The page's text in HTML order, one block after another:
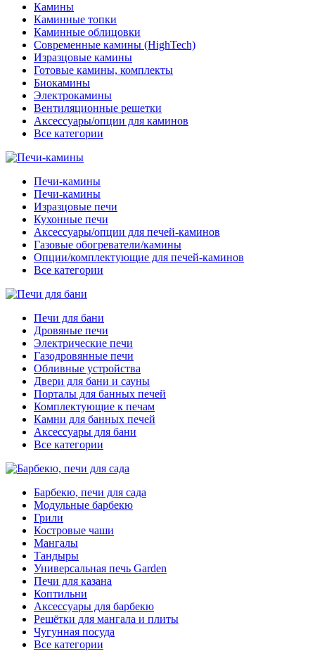
Камины
Каминные топки
Каминные облицовки
Современные камины (HighTech)
Изразцовые камины
Готовые камины, комплекты
Биокамины
Электрокамины
Вентиляционные решетки
Аксессуары/опции для каминов
Все категории
Печи-камины
Печи-камины
Изразцовые печи
Кухонные печи
Аксессуары/опции для печей-каминов
Газовые обогреватели/камины
Опции/комплектующие для печей-каминов
Все категории
Печи для бани
Дровяные печи
Электрические печи
Газодровянные печи
Обливные устройства
Двери для бани и сауны
Порталы для банных печей
Комплектующие к печам
Камни для банных печей
Аксессуары для бани
Все категории
Барбекю, печи для сада
Модульные барбекю
Грили
Костровые чаши
Мангалы
Тандыры
Универсальная печь Garden
Печи для казана
Коптильни
Аксессуары для барбекю
Решётки для мангала и плиты
Чугунная посуда
Все категории